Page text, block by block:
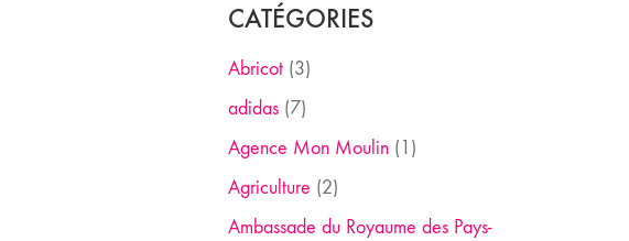
CATÉGORIES
Abricot(3)
adidas(7)
Agence Mon Moulin(1)
Agriculture (2)
Ambassade du Royaume des Pays-